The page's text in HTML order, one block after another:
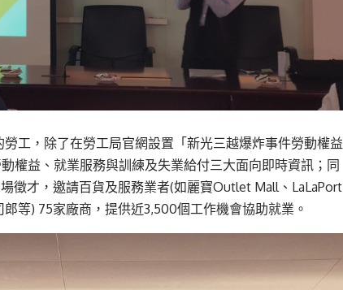
工，除了在勞工局官網設置「新光三越爆炸事件勞動權益
權益、就業服務與訓練及失業給付三大面向即時資訊；同
徵才，邀請百貨及服務業者(如麗寶Outlet Mall、LaLaPort
等) 75家廠商，提供近3,500個工作機會協助就業。